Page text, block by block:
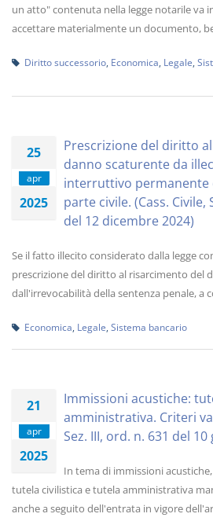
un atto" contenuta nella legge notarile va
accettare materialmente un documento,
Diritto successorio Economica Legale
25
apr
2025
Prescrizione del diritto
danno scaturente da
interruttivo permanente
parte civile. (Cass. Civile,
del 12 dicembre 2024)
Se il fatto illecito considerato dalla legge
prescrizione del diritto al risarcimento del
dall'irrevocabilità della sentenza penale, a
Economica Legale Sistema bancario
21
apr
2025
Immissioni acustiche:
amministrativa. Criteri
Sez. III, ord. n. 631 del
In tema di immissioni
tutela civilistica e tutela amministrativa
anche a seguito dell'entrata in vigore